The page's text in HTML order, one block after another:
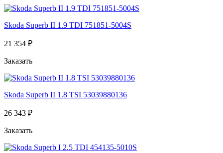
Skoda Superb II 1.9 TDI 751851-5004S
21 354 ₽
Заказать
Skoda Superb II 1.8 TSI 53039880136
26 343 ₽
Заказать